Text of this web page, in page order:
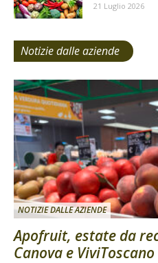
21 Luglio 2026
Notizie dalle aziende
NOTIZIE DALLE AZIENDE
Apofruit, estate da
Canova e